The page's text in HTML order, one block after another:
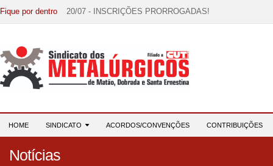
Fique por dentro 20/07 - INSCRIÇÕES PRORROGADAS!
07/07 - Increva-se! Link na descrição!
03/08 - DATA-BASE 2026: HORA DE UNIÃO E
HOME SINDICATO ACORDOS/CONVENÇÕES CONTRIBUIÇÕES
Notícias